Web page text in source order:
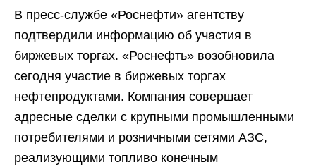
В пресс-службе «Роснефти» агентству
подтвердили информацию об участия в
биржевых торгах. «Роснефть» возобновила
сегодня участие в биржевых торгах
нефтепродуктами. Компания совершает
адресные сделки с крупными промышленными
потребителями и розничными сетями АЗС,
реализующими топливо конечным